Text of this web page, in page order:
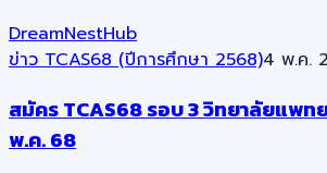
DreamNestHub
ข่าว TCAS68 (ปีการศึกษา 2568)4 พ.ค.
สมัคร TCAS68 รอบ 3 วิทยาลัยแพท
พ.ค. 68